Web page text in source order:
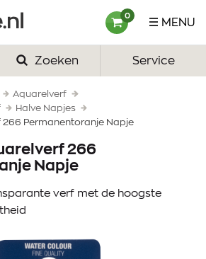
MENU
0
Zoeken Service
Aquarelverf
Halve Napjes
266 Permanentoranje Napje
266
Napje
verf met de hoogste